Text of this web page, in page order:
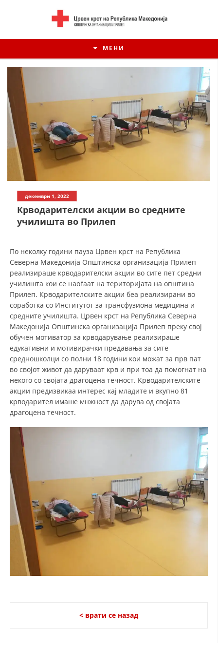
МЕНИ
ИСТОРИЈАТ НА ЦКРСМ
ИСТОРИЈАТ НА ДВИЖЕЊЕТО
СТРУКТУРА НА ОРГАНИЗАЦИЈАТА
ЧЛЕНСТВО ВО ПРОФЕСИОНАЛНИ ТЕЛА
ЗАКОН ЗА ЦКРМ
СТАТУТ НА ЦКРМ
ОРГАНИЗАЦИЈА И РАЗВОЈ
РАКОВОДЕН ОДБОР
ПРОМОЦИЈА НА ХУМАНИ ВРЕДНОСТИ
УПОТРЕБА И ЗАШТИТА НА АМБЛЕМОТ
СОЦИЈАЛНО ХУМАНИТАРНА ДЕЈНОСТ
ПРОЕКТИ – ПОДГОТВЕНОСТ И ДЕЈСТВУВАЊЕ ПРИ КАТАСТРОФИ
декември 1, 2022
Крводарителски акции во средните
училишта во Прилеп
По неколку години пауза Црвен крст на Република
Северна Македонија Општинска организација Прилеп
реализираше крводарителски акции во сите пет средни
училишта кои се наоѓаат на територијата на општина
Прилеп. Крводарителските акции беа реализирани во
соработка со Институтот за трансфузиона медицина и
средните училишта. Црвен крст на Република Северна
Македонија Општинска организација Прилеп преку свој
обучен мотиватор за крводарување реализираше
едукативни и мотивирачки предавања за сите
средношколци со полни 18 години кои можат за прв пат
во својот живот да даруваат крв и при тоа да помогнат на
некого со својата драгоцена течност. Крводарителските
акции предизвикаа интерес кај младите и вкупно 81
крводарител имаше мнжност да дарува од својата
драгоцена течност.
< врати се назад